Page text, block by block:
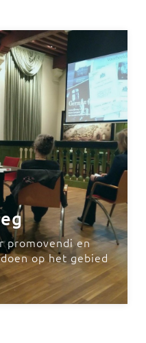
promovendi en
op het gebied